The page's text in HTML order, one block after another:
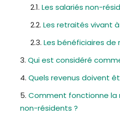
Les salariés non-
Les retraités vivant
Les bénéficiaires de
Qui est considéré
Quels revenus doivent
Comment fonctionne la
non-résidents ?